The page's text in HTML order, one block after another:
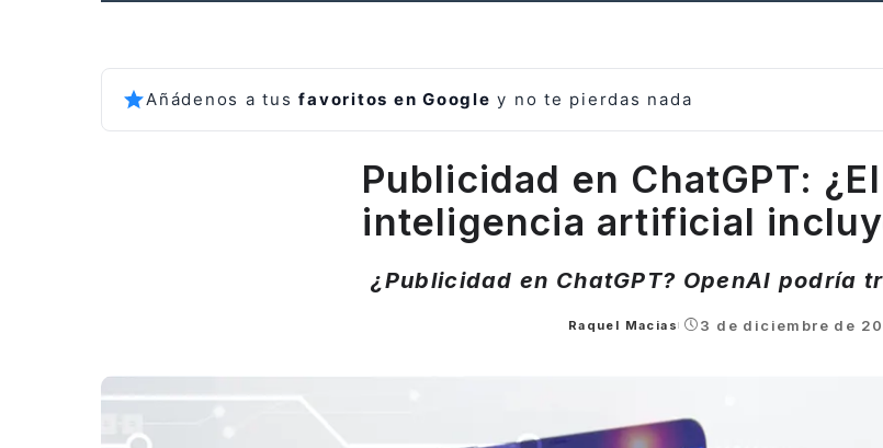
Añádenos a tusfavoritos en Google y no te pierdas nada
Publicidad en ChatGPT:
inteligencia artificial
¿Publicidad en ChatGPT? OpenAI podría
Posted
Raquel Macias 3 de diciembre de